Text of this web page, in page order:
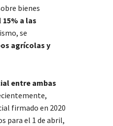
bienes
15% a las
se
agrícolas y
entre ambas
firmado en 2020
para el 1 de abril,